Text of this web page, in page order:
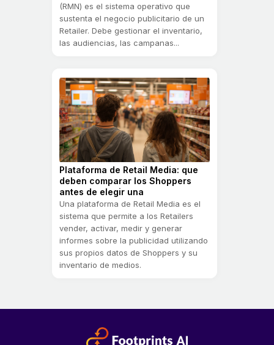
(RMN) es el sistema operativo que
sustenta el negocio publicitario de un
Retailer. Debe gestionar el inventario,
las audiencias, las campanas...
Plataforma de Retail Media: que
deben comparar los Shoppers
antes de elegir una
Una plataforma de Retail Media es el
sistema que permite a los Retailers
vender, activar, medir y generar
informes sobre la publicidad utilizando
sus propios datos de Shoppers y su
inventario de medios.